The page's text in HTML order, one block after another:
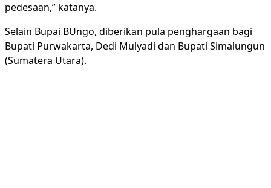
pedesaan,” katanya.
Selain Bupai BUngo, diberikan pula penghargaan bagi
Bupati Purwakarta, Dedi Mulyadi dan Bupati Simalungun
(Sumatera Utara).